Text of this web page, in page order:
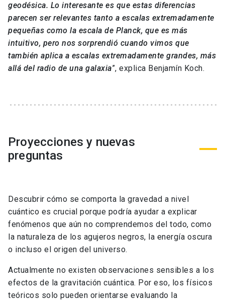
geodésica. Lo interesante es que estas diferencias
parecen ser relevantes tanto a escalas extremadamente
pequeñas como la escala de Planck, que es más
intuitivo, pero nos sorprendió cuando vimos que
también aplica a escalas extremadamente grandes, más
allá del radio de una galaxia”, explica Benjamín Koch.
Proyecciones y nuevas
preguntas
Descubrir cómo se comporta la gravedad a nivel
cuántico es crucial porque podría ayudar a explicar
fenómenos que aún no comprendemos del todo, como
la naturaleza de los agujeros negros, la energía oscura
o incluso el origen del universo.
Actualmente no existen observaciones sensibles a los
efectos de la gravitación cuántica. Por eso, los físicos
teóricos solo pueden orientarse evaluando la